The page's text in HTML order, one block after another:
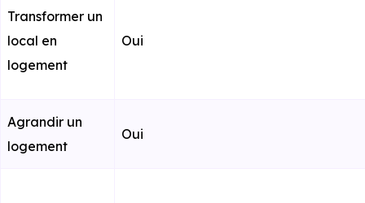
Transformer un
local en
logement
Oui
Agrandir un
logement
Oui